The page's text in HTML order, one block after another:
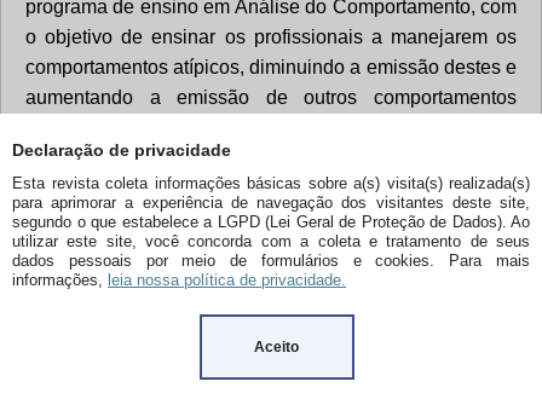
Declaração de privacidade
Esta revista coleta informações básicas sobre a(s) visita(s) realizada(s)
para aprimorar a experiência de navegação dos visitantes deste site,
segundo o que estabelece a LGPD (Lei Geral de Proteção de Dados). Ao
utilizar este site, você concorda com a coleta e tratamento de seus
dados pessoais por meio de formulários e cookies. Para mais
informações, leia nossa política de privacidade.
Aceito